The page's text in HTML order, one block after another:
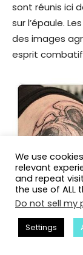
sont réunis ici
sur l’épaule.
des images
esprit
We use
relevant
and repeat
the use of ALL
Do not sell my
Settings